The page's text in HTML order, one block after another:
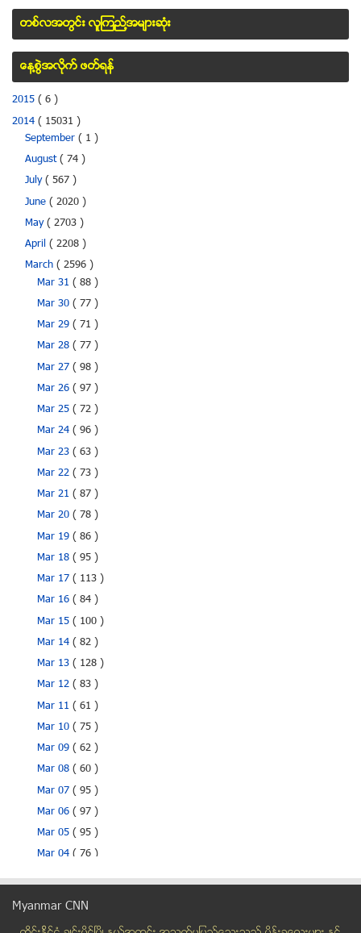
တစ္လအတြင္း လူၾကည္႔အမ်ားဆံုး
ေန႔စြဲအလိုက္ ဖတ္ရန္
2015 ( 6 )
2014 ( 15031 )
September ( 1 )
August( 74 )
July( 567 )
June ( 2020 )
May( 2703 )
April ( 2208 )
March ( 2596 )
Mar 31( 88 )
Mar 30( 77 )
Mar 29( 71 )
Mar 28( 77 )
Mar 27( 98 )
Mar 26( 97 )
Mar 25( 72 )
Mar 24( 96 )
Mar 23( 63 )
Mar 22( 73 )
Mar 21( 87 )
Mar 20( 78 )
Mar 19( 86 )
Mar 18( 95 )
Mar 17( 113 )
Mar 16( 84 )
Mar 15( 100 )
Mar 14( 82 )
Mar 13( 128 )
Mar 12( 83 )
Mar 11( 61 )
Mar 10( 75 )
Mar 09( 62 )
Mar 08( 60 )
Mar 07( 95 )
Mar 06( 97 )
Mar 05( 95 )
Mar 04( 76 )
Mar 03( 72 )
ဆရာစံေမြးေန႔ ေတာင္သူ လယ္သမားေန႔ ျဖစ္ေစလို
Myanmar CNN